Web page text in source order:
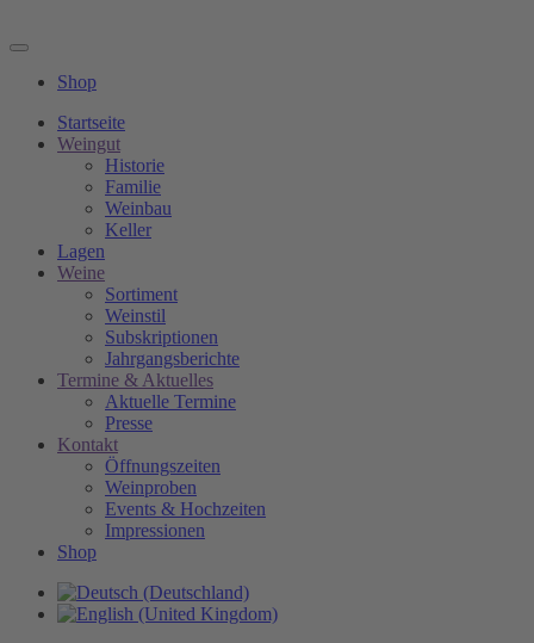
Shop
Startseite
Weingut
Historie
Familie
Weinbau
Keller
Lagen
Weine
Sortiment
Weinstil
Subskriptionen
Jahrgangsberichte
Termine & Aktuelles
Aktuelle Termine
Presse
Kontakt
Öffnungszeiten
Weinproben
Events & Hochzeiten
Impressionen
Shop